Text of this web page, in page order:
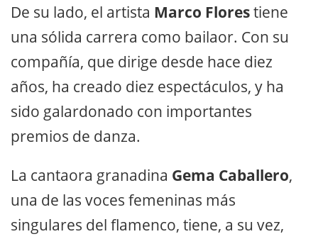
De su lado, el artista Marco Florestiene
una sólida carrera como bailaor. Con su
compañía, que dirige desde hace diez
años, ha creado diez espectáculos, y ha
sido galardonado con importantes
premios de danza.
La cantaora granadina Gema Caballero,
una de las voces femeninas más
singulares del flamenco, tiene, a su vez,